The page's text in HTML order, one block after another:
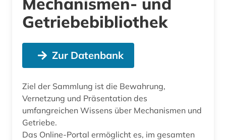
Getriebebibliothek
Zur Datenbank
Ziel der Sammlung ist die Bewahrung,
Vernetzung und Präsentation des
umfangreichen Wissens über Mechanismen und
Getriebe.
Das Online-Portal ermöglicht es, im gesamten